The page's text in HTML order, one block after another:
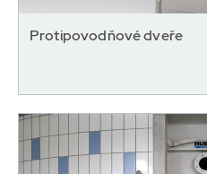
Protipovodňové dveře